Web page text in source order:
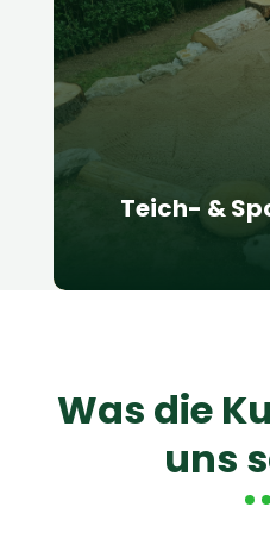
Teich- &
Unsere
Wasserspielen
Was die
uns